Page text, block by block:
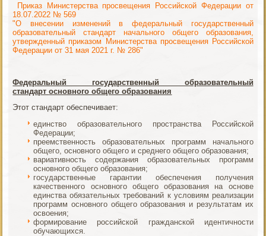
Приказ Министерства просвещения Российской Федерации от
18.07.2022 № 569
"О внесении изменений в федеральный государственный
образовательный стандарт начального общего образования,
утвержденный приказом Министерства просвещения Российской
Федерации от 31 мая 2021 г. № 286"
Федеральный государственный образовательный
стандартосновного общего образования
Этот стандарт обеспечивает:
единство образовательного пространства Российской
Федерации;
преемственность образовательных программ начального
общего, основного общего и среднего общего образования;
вариативность содержания образовательных программ
основного общего образования;
государственные гарантии обеспечения получения
качественного основного общего образования на основе
единства обязательных требований к условиям реализации
программ основного общего образования и результатам их
освоения;
формирование российской гражданской идентичности
обучающихся.